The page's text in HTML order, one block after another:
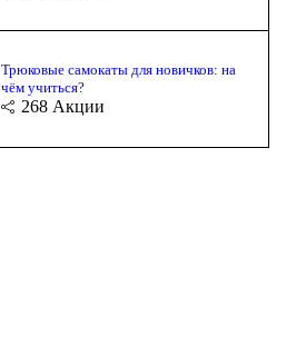
Трюковые самокаты для новичков: на
чём учиться?
268 Акции